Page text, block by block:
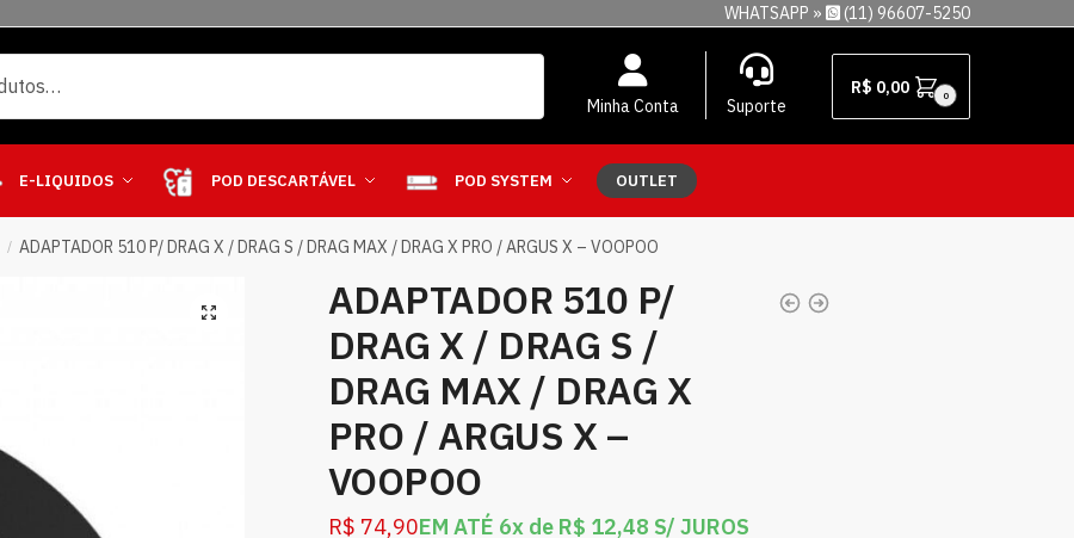
WHATSAPP » (11) 96607-5250
Minha Conta Suporte
R$ 0,00 0
E-LIQUIDOS POD DESCARTÁVEL POD SYSTEM OUTLET
/ ADAPTADOR 510 P/ DRAG X / DRAG S / DRAG MAX / DRAG X PRO / ARGUS X – VOOPOO
ADAPTADOR 510 P/
DRAG X / DRAG S /
DRAG MAX / DRAG X
PRO / ARGUS X –
VOOPOO
R$ 74,90EM ATÉ 6x de R$ 12,48 S/ JUROS